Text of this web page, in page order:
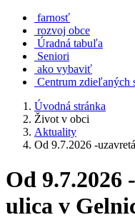
farnosť
rozvoj obce
Úradná tabuľa
Seniori
ako vybaviť
Centrum zdieľaných
Úvodná stránka
Život v obci
Aktuality
Od 9.7.2026 -
Od 9.7.2026
ulica v